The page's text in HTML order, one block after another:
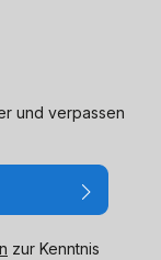
und verpassen
zur Kenntnis